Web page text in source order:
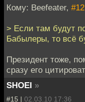
Кому: Beefeater, #12
> Если там будут
Бабылеры, то всё
Президент тоже,
сразу его
SHOEI »
#15 | 02.03.10 17:36